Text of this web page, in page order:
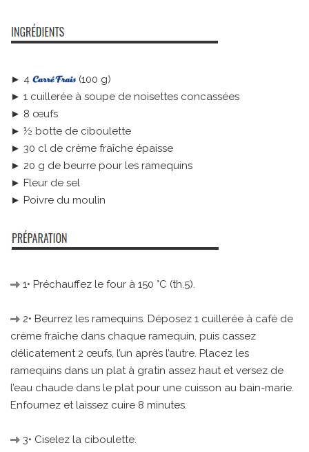
► 4
(100 g)
► 1 cuillerée à soupe de noisettes concassées
► 8 œufs
► ½ botte de ciboulette
► 30 cl de crème fraîche épaisse
► 20 g de beurre pour les ramequins
► Fleur de sel
► Poivre du moulin
1• Préchauffez le four à 150 °C (th.5).
2• Beurrez les ramequins. Déposez 1 cuillerée à café de
crème fraîche dans chaque ramequin, puis cassez
délicatement 2 œufs, l’un après l’autre. Placez les
ramequins dans un plat à gratin assez haut et versez de
l’eau chaude dans le plat pour une cuisson au bain-marie.
Enfournez et laissez cuire 8 minutes.
3• Ciselez la ciboulette.